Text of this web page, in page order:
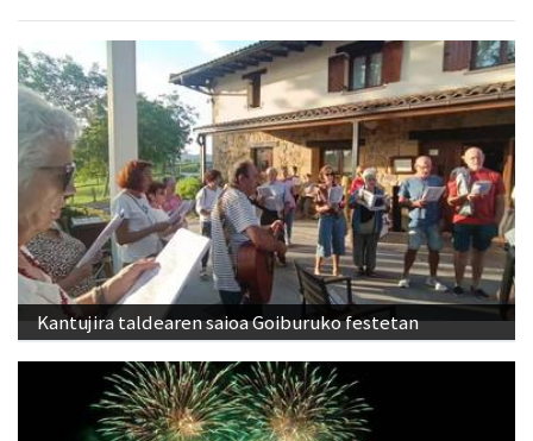
Kantujira taldearen saioa Goiburuko festetan